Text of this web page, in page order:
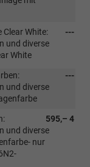
---
White:
und diverse
White
---
und diverse
595,– 4
und diverse
nur